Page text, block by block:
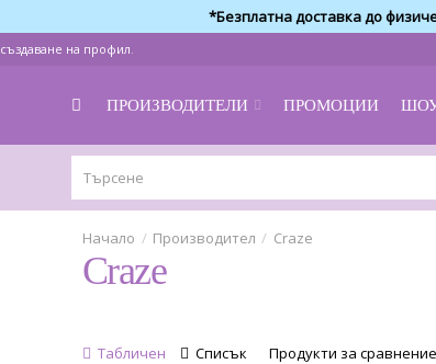
*Безплатна доставка до
създаване на профил.
ПРОИЗВОДИТЕЛИ ПРОМОЦИИ
Производител Craze
Craze
Табличен Списък Продукти за сравнение